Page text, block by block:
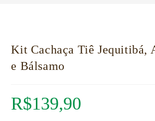
Kit Cachaça Tiê Jequitibá,
e Bálsamo
R$139,90